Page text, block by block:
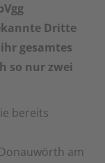
Dritte
gesamtes
so nur zwei
bereits
am